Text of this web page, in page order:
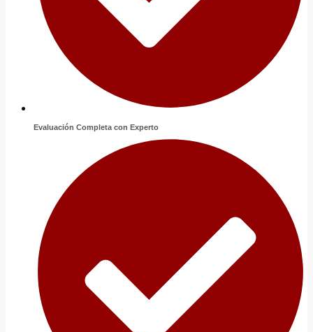
Evaluación Completa con Experto